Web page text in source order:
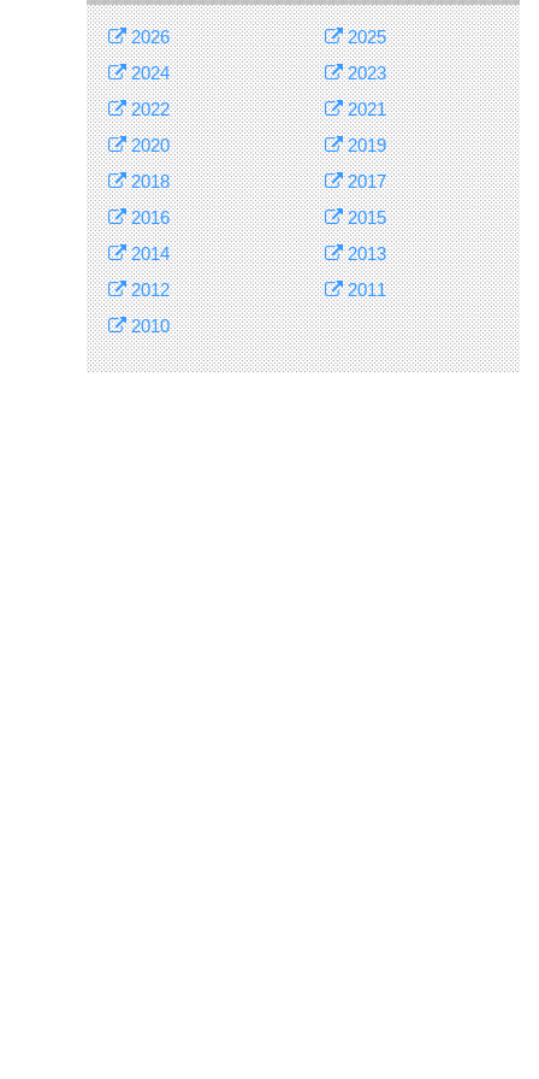
2026
2025
2024
2023
2022
2021
2020
2019
2018
2017
2016
2015
2014
2013
2012
2011
2010